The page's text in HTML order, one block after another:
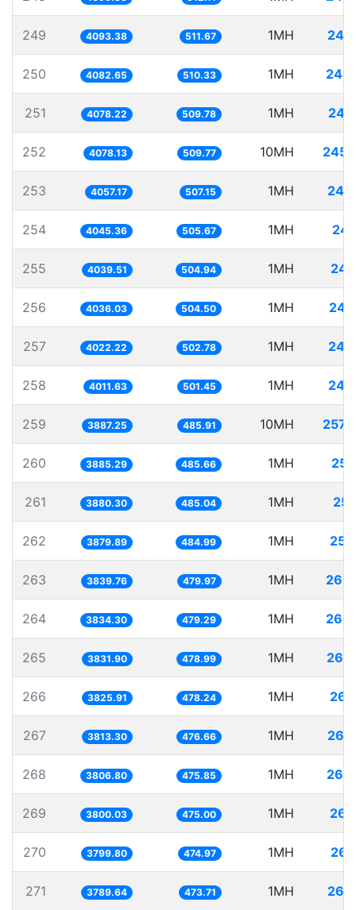
249 4093.38 511.67 1MH
250 4082.65 510.33 1MH
251 4078.22 509.78 1MH
252 4078.13 509.77 10MH
253 4057.17 507.15 1MH
254 4045.36 505.67 1MH
255 4039.51 504.94 1MH
256 4036.03 504.50 1MH
257 4022.22 502.78 1MH
258 4011.63 501.45 1MH
259 3887.25 485.91 10MH
260 3885.29 485.66 1MH
261 3880.30 485.04 1MH
262 3879.89 484.99 1MH
263 3839.76 479.97 1MH
264 3834.30 479.29 1MH
265 3831.90 478.99 1MH
266 3825.91 478.24 1MH
267 3813.30 476.66 1MH
268 3806.80 475.85 1MH
269 3800.03 475.00 1MH
270 3799.80 474.97 1MH
271 3789.64 473.71 1MH